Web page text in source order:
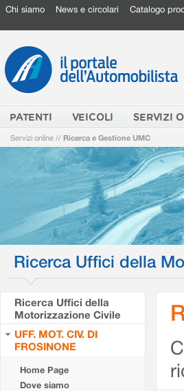
Chi siamo News e circolari Catalogo
PATENTI VEICOLI SERVIZI
Servizi online // Ricerca e Gestione UMC
Ricerca Uffici della
Ricerca Uffici della
Motorizzazione Civile
UFF. MOT. CIV. DI
FROSINONE
Home Page
Dove siamo